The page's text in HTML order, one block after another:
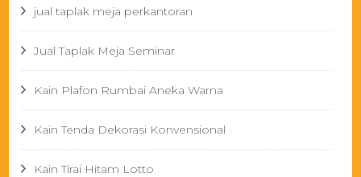
jual taplak meja perkantoran
Jual Taplak Meja Seminar
Kain Plafon Rumbai Aneka Warna
Kain Tenda Dekorasi Konvensional
Kain Tirai Hitam Lotto